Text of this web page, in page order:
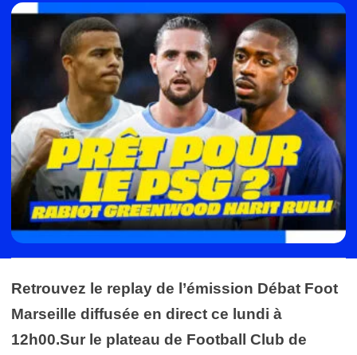
Retrouvez le replay de l’émission Débat Foot
Marseille diffusée en direct ce lundi à
12h00.Sur le plateau de Football Club de